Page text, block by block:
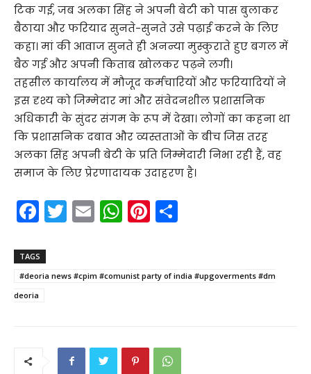
टिक गई, जब अलका सिंह ने अपनी बेटी को पास बुलाकर
बैठाया और फरियाद सुनते-सुनते उसे पढ़ाई करने के लिए
कहा। मां की आवाज सुनते ही अनन्या मुस्कुराते हुए बगल में
बैठ गई और अपनी किताब खोलकर पढ़ने लगी।
तहसील कार्यालय में मौजूद कर्मचारियों और फरियादियों ने
इस दृश्य को जिम्मेदार मां और संवेदनशील प्रशासनिक
अधिकारी के सुंदर संगम के रूप में देखा। लोगों का कहना था
कि प्रशासनिक दबाव और व्यस्तताओं के बीच जिस तरह
अलका सिंह अपनी बेटी के प्रति जिम्मेदारी निभा रही हैं, वह
समाज के लिए प्रेरणादायक उदाहरण है।
F
a
c
e
T
w
er
E
m
l
W
h
ts
p
Pi
nt
e e
TAGS
#deoria news #cpim #comunist party of india #upgoverments #dm
deoria